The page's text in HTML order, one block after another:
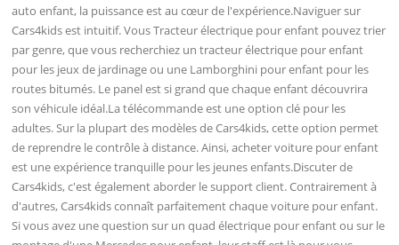
auto enfant, la puissance est au cœur de l'expérience.Naviguer sur
Cars4kids est intuitif. Vous Tracteur électrique pour enfant pouvez trier
par genre, que vous recherchiez un tracteur électrique pour enfant
pour les jeux de jardinage ou une Lamborghini pour enfant pour les
routes bitumés. Le panel est si grand que chaque enfant découvrira
son véhicule idéal.La télécommande est une option clé pour les
adultes. Sur la plupart des modèles de Cars4kids, cette option permet
de reprendre le contrôle à distance. Ainsi, acheter voiture pour enfant
est une expérience tranquille pour les jeunes enfants.Discuter de
Cars4kids, c'est également aborder le support client. Contrairement à
d'autres, Cars4kids connaît parfaitement chaque voiture pour enfant.
Si vous avez une question sur un quad électrique pour enfant ou sur le